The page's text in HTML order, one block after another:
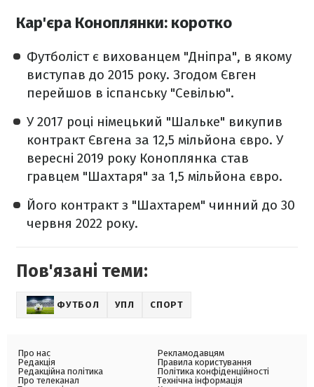
Кар'єра Коноплянки: коротко
Футболіст є вихованцем "Дніпра", в якому
виступав до 2015 року. Згодом Євген
перейшов в іспанську "Севілью".
У 2017 році німецький "Шальке" викупив
контракт Євгена за 12,5 мільйона євро. У
вересні 2019 року Коноплянка став
гравцем "Шахтаря" за 1,5 мільйона євро.
Його контракт з "Шахтарем" чинний до 30
червня 2022 року.
Пов'язані теми:
ФУТБОЛ УПЛ СПОРТ
Про нас
Редакція
Редакційна політика
Про телеканал
Рекламодавцям
Правила користування
Політика конфіденційності
Технічна інформація